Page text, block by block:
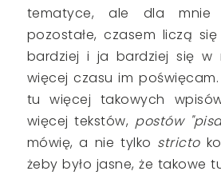
tematyce, ale dla
pozostałe, czasem liczą
bardziej i ja bardziej się w
więcej czasu im
tu więcej takowych
więcej tekstów, postów
mówię, a nie tylko stricto
żeby było jasne, że takowe